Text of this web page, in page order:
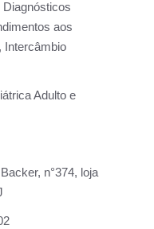
Diagnósticos
aos
Intercâmbio
Adulto e
n°374, loja